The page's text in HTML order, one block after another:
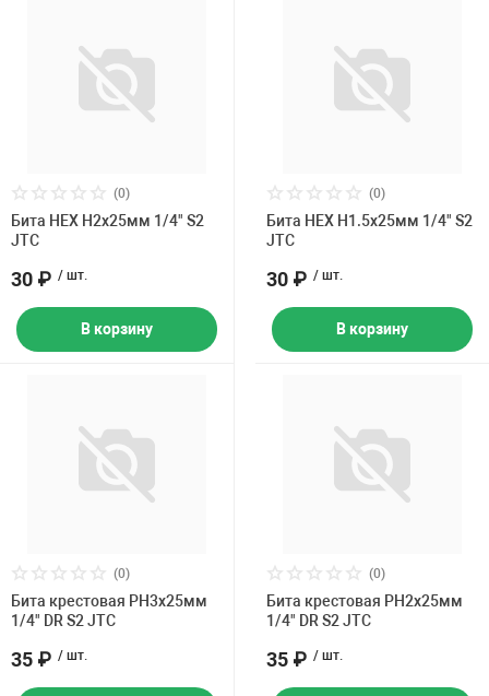
(0)
Бита HEX H2х25мм 1/4" S2
JTC
30 ₽ / шт.
В корзину
(0)
Бита HEX H1.5х25мм 1/4" S2
JTC
30 ₽ / шт.
В корзину
(0)
Бита крестовая PH3х25мм
1/4" DR S2 JTC
35 ₽ / шт.
(0)
Бита крестовая PH2х25мм
1/4" DR S2 JTC
35 ₽ / шт.